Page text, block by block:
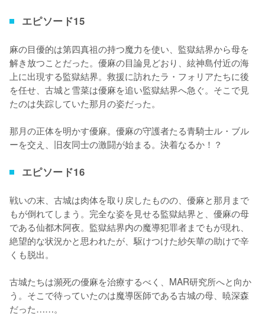
エピソード15
麻の目優的は第四真祖の持つ魔力を使い、監獄結界から母を
解き放つことだった。優麻の目論見どおり、絃神島付近の海
上に出現する監獄結界。救援に訪れたラ・フォリアたちに後
を任せ、古城と雪菜は優麻を追い監獄結界へ急ぐ。そこで見
たのは失踪していた那月の姿だった。
那月の正体を明かす優麻。優麻の守護者たる青騎士ル・ブル
ーを交え、旧友同士の激闘が始まる。決着なるか！？
エピソード16
戦いの末、古城は肉体を取り戻したものの、優麻と那月まで
もが倒れてしまう。完全な姿を見せる監獄結界と、優麻の母
である仙都木阿夜。監獄結界内の魔導犯罪者までもが現れ、
絶望的な状況かと思われたが、駆けつけた紗矢華の助けで辛
くも脱出。
古城たちは瀕死の優麻を治療するべく、MAR研究所へと向か
う。そこで待っていたのは魔導医師である古城の母、暁深森
だった……。